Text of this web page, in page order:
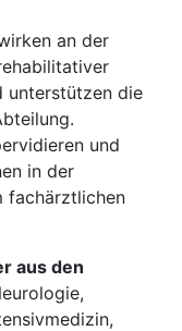
an der
unterstützen die
und
in der
fachärztlichen
aus den